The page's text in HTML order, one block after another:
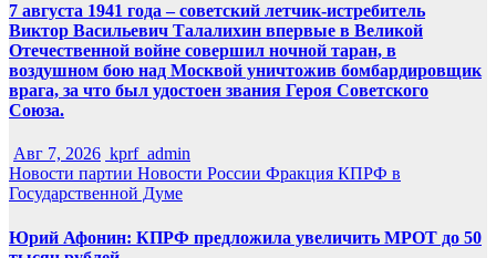
7 августа 1941 года – советский летчик-истребитель
Виктор Васильевич Талалихин впервые в Великой
Отечественной войне совершил ночной таран, в
воздушном бою над Москвой уничтожив бомбардировщик
врага, за что был удостоен звания Героя Советского
Союза.
Авг 7, 2026 kprf_admin
Новости партии Новости России Фракция КПРФ в
Государственной Думе
Юрий Афонин: КПРФ предложила увеличить МРОТ до 50